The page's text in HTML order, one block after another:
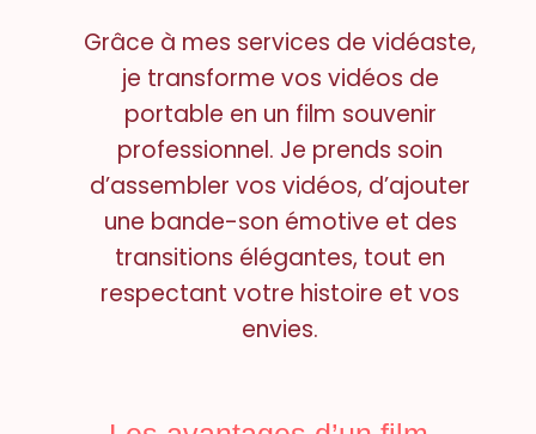
Grâce à mes services de vidéaste,
je transforme vos vidéos de
portable en un film souvenir
professionnel. Je prends soin
d’assembler vos vidéos, d’ajouter
une bande-son émotive et des
transitions élégantes, tout en
respectant votre histoire et vos
envies.